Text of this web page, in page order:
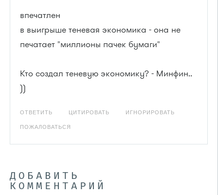
впечатлен
в выигрыше теневая экономика - она не
печатает "миллионы пачек бумаги"
Кто создал теневую экономику? - Минфин..
))
ОТВЕТИТЬ ЦИТИРОВАТЬ ИГНОРИРОВАТЬ
ПОЖАЛОВАТЬСЯ
ДОБАВИТЬ
КОММЕНТАРИЙ